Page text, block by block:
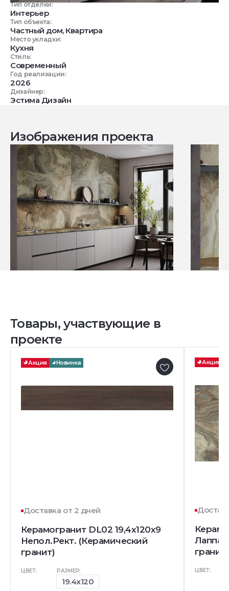
Тип отделки:
Интерьер
Тип объекта:
Частный дом, Квартира
Место укладки:
Кухня
Стиль:
Современный
Год реализации:
2026
Дизайнер:
Эстима Дизайн
Изображения проекта
Товары, участвующие в
проекте
Акция Новинка
Доставка от 2 дней
Керамогранит DL02 19,4х120х9
Непол.Рект. (Керамический
гранит)
ЦВЕТ: РАЗМЕР:
19.4x120
Акция
гранит)
ЦВЕТ: